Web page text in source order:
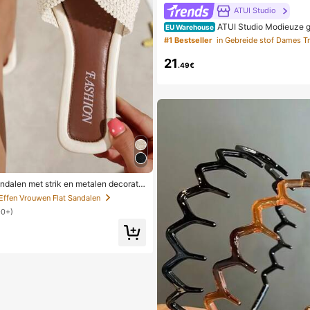
met strik en metalen decorati
comfortabele minimalistische sti
thuis, dagelijks gebruik, witte
slippers voor de zomer, boho chi
Vrouwen Flat Sandalen
ATUI Studio
EU Warehouse ATUI Studio Modieuze
ide jurk met camisole voor dames,
#1 Bestseller in Gebreide stof Dames
21 .49€